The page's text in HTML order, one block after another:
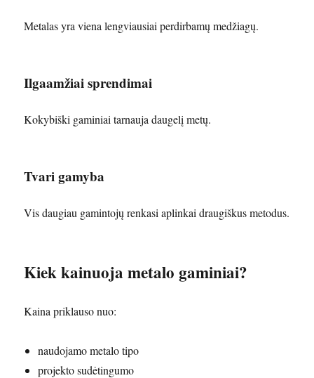
Metalas yra viena lengviausiai perdirbamų medžiagų.
Ilgaamžiai sprendimai
Kokybiški gaminiai tarnauja daugelį metų.
Tvari gamyba
Vis daugiau gamintojų renkasi aplinkai draugiškus metodus.
Kiek kainuoja metalo gaminiai?
Kaina priklauso nuo:
naudojamo metalo tipo
projekto sudėtingumo